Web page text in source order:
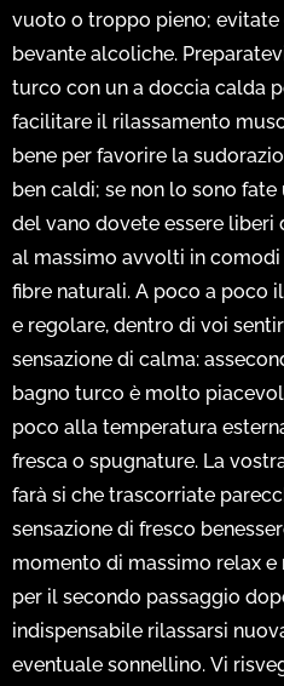
vuoto o troppo pieno;
bevante alcoliche.
turco con un a doccia calda
facilitare il rilassamento
bene per favorire la
ben caldi; se non lo sono
del vano dovete essere liberi
al massimo avvolti in
fibre naturali. A poco a poco
e regolare, dentro di voi
sensazione di calma:
bagno turco è molto
poco alla temperatura
fresca o spugnature. La
farà si che trascorriate
sensazione di fresco
momento di massimo relax
per il secondo passaggio
indispensabile rilassarsi
eventuale sonnellino. Vi